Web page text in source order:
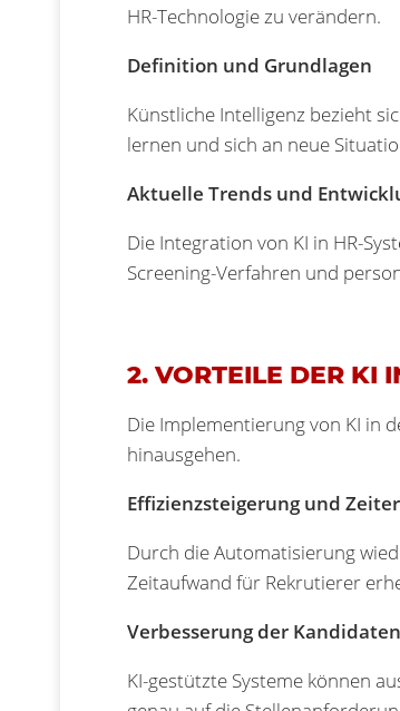
HR-Technologie zu verändern.
Definition und Grundlagen
Künstliche Intelligenz bezieht
lernen und sich an neue
Aktuelle Trends und
Die Integration von KI in HR-
Screening-Verfahren und
2. VORTEILE DER KI
Die Implementierung von KI in
hinausgehen.
Effizienzsteigerung und
Durch die Automatisierung
Zeitaufwand für Rekrutierer
Verbesserung der
KI-gestützte Systeme können